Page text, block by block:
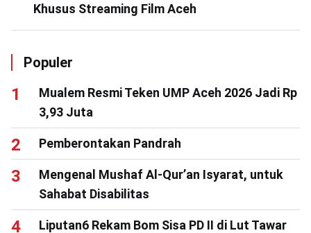
Khusus Streaming Film Aceh
Populer
Mualem Resmi Teken UMP Aceh 2026 Jadi Rp
3,93 Juta
Pemberontakan Pandrah
Mengenal Mushaf Al-Qur’an Isyarat, untuk
Sahabat Disabilitas
Liputan6 Rekam Bom Sisa PD II di Lut Tawar